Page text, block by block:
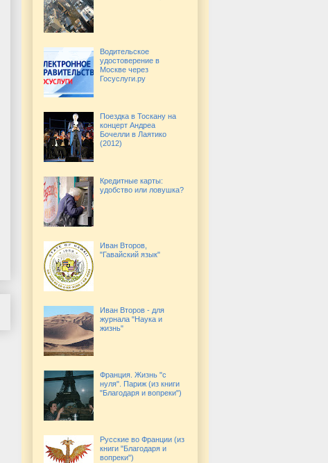
Водительское
удостоверение в
Москве через
Госуслуги.ру
Поездка в Тоскану на
концерт Андреа
Бочелли в Лаятико
(2012)
Кредитные карты:
удобство или ловушка?
Иван Второв,
"Гавайский язык"
Иван Второв - для
журнала "Наука и
жизнь"
Франция. Жизнь "с
нуля". Париж (из книги
"Благодаря и вопреки")
Русские во Франции (из
книги "Благодаря и
вопреки")